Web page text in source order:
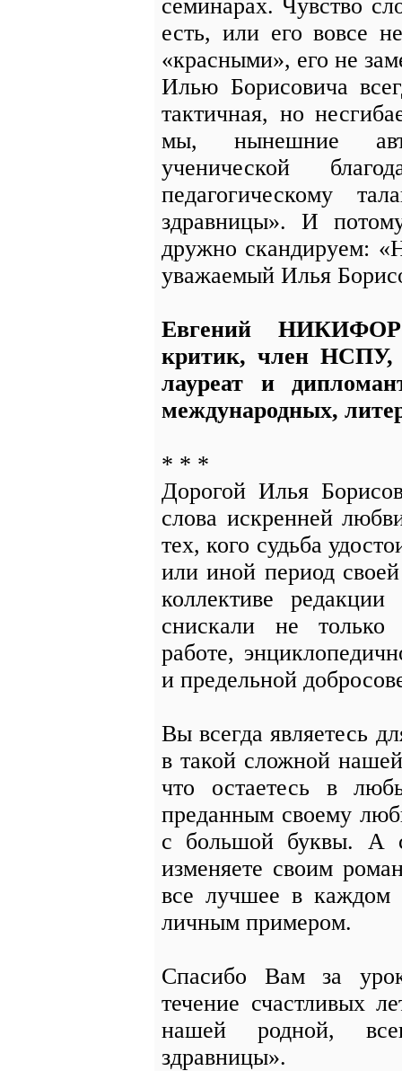
семинарах. Чувство
есть, или его вовсе
«красными», его не
Илью Борисовича
тактичная, но
мы, нынешние
ученической
педагогическому
здравницы». И
дружно скандируем:
уважаемый Илья
Евгений
критик, член НСПУ,
лауреат и
международных,
* * *
Дорогой Илья
слова искренней
тех, кого судьба
или иной период
коллективе
снискали не только
работе,
и предельной
Вы всегда являетесь
в такой сложной
что остаетесь в
преданным своему
с большой буквы. А
изменяете своим
все лучшее в каждом
личным примером.
Спасибо Вам за
течение счастливых
нашей родной,
здравницы».